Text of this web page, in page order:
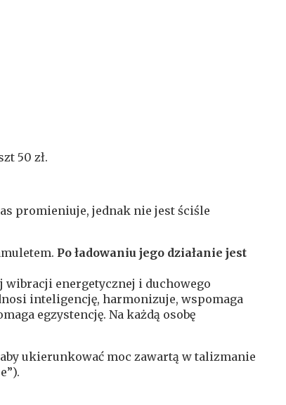
50 zł.
promieniuje, jednak nie jest ściśle
Po ładowaniu jego działanie jest
wibracji energetycznej i duchowego
inteligencję, harmonizuje, wspomaga
egzystencję. Na każdą osobę
ukierunkować moc zawartą w talizmanie